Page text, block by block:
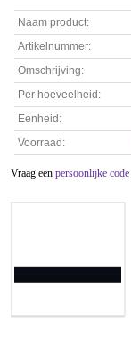
Naam product:
Artikelnummer:
Omschrijving:
Per hoeveelheid:
Eenheid:
Voorraad:
Vraag een persoonlijke code